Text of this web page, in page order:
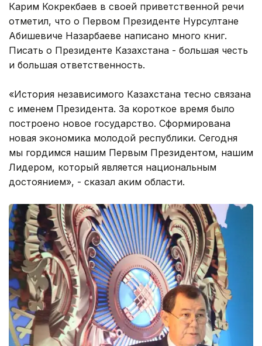
Карим Кокрекбаев в своей приветственной речи
отметил, что о Первом Президенте Нурсултане
Абишевиче Назарбаеве написано много книг.
Писать о Президенте Казахстана - большая честь
и большая ответственность.
«История независимого Казахстана тесно связана
с именем Президента. За короткое время было
построено новое государство. Сформирована
новая экономика молодой республики. Сегодня
мы гордимся нашим Первым Президентом, нашим
Лидером, который является национальным
достоянием», - сказал аким области.